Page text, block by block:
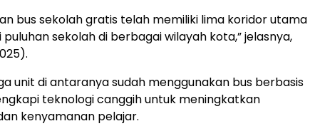
bus sekolah gratis telah memiliki lima koridor utama
sekolah di berbagai wilayah kota,” jelasnya,
unit di antaranya sudah menggunakan bus berbasis
teknologi canggih untuk meningkatkan
kenyamanan pelajar.